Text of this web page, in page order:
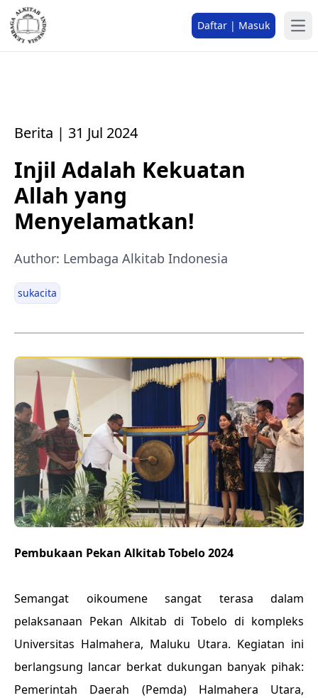
Daftar | Masuk
Berita | 31 Jul 2024
Injil Adalah Kekuatan
Allah yang
Menyelamatkan!
Author: Lembaga Alkitab Indonesia
sukacita
Pembukaan Pekan Alkitab Tobelo 2024
Semangat oikoumene sangat terasa dalam
pelaksanaan Pekan Alkitab di Tobelo di kompleks
Universitas Halmahera, Maluku Utara. Kegiatan ini
berlangsung lancar berkat dukungan banyak pihak:
Pemerintah Daerah (Pemda) Halmahera Utara,